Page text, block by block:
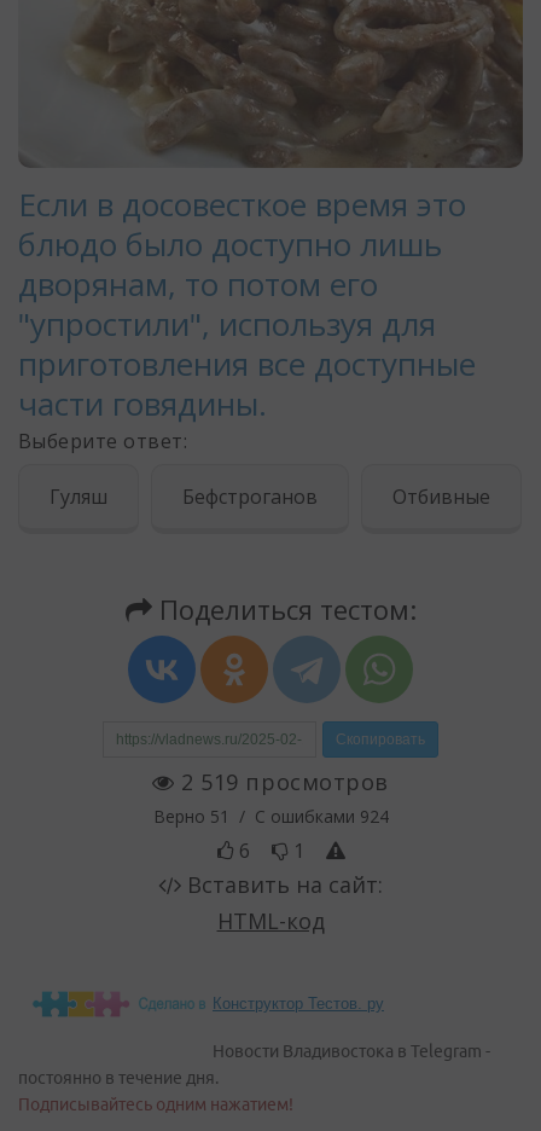
Конструктор Тестов. ру
Новости Владивостока в Telegram -
постоянно в течение дня.
Подписывайтесь одним нажатием!